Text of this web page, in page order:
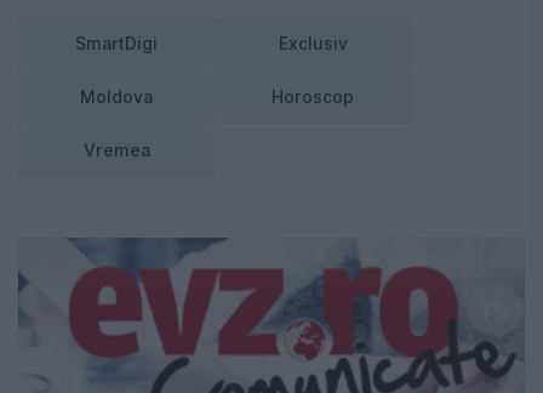
SmartDigi Exclusiv
Moldova Horoscop
Vremea